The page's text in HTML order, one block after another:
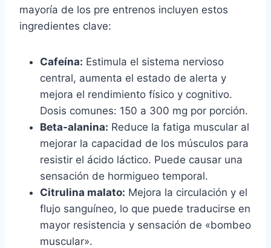
mayoría de los pre entrenos incluyen estos
ingredientes clave:
Cafeína: Estimula el sistema nervioso
central, aumenta el estado de alerta y
mejora el rendimiento físico y cognitivo.
Dosis comunes: 150 a 300 mg por porción.
Beta-alanina: Reduce la fatiga muscular al
mejorar la capacidad de los músculos para
resistir el ácido láctico. Puede causar una
sensación de hormigueo temporal.
Citrulina malato: Mejora la circulación y el
flujo sanguíneo, lo que puede traducirse en
mayor resistencia y sensación de «bombeo
muscular».